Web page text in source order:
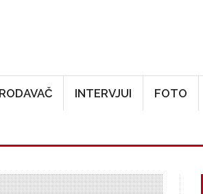
INTERVJUI FOTO